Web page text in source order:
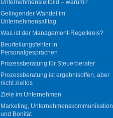
Unternehmensleitbild – warum?
Gelingender Wandel im
Unternehmensalltag
Was ist der Management-Regelkreis?
Beurteilungsfehler in
Personalgesprächen
Prozessberatung für Steuerberater
Prozessberatung ist ergebnisoffen, aber
nicht ziellos
Ziele im Unternehmen
Marketing, Unternehmenskommunikation
und Bonität